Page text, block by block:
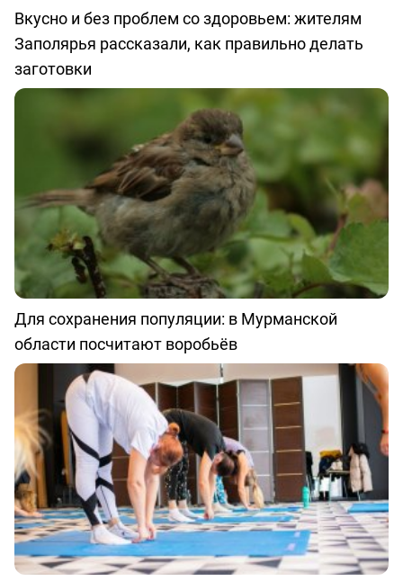
Вкусно и без проблем со здоровьем: жителям
Заполярья рассказали, как правильно делать
заготовки
Для сохранения популяции: в Мурманской
области посчитают воробьёв